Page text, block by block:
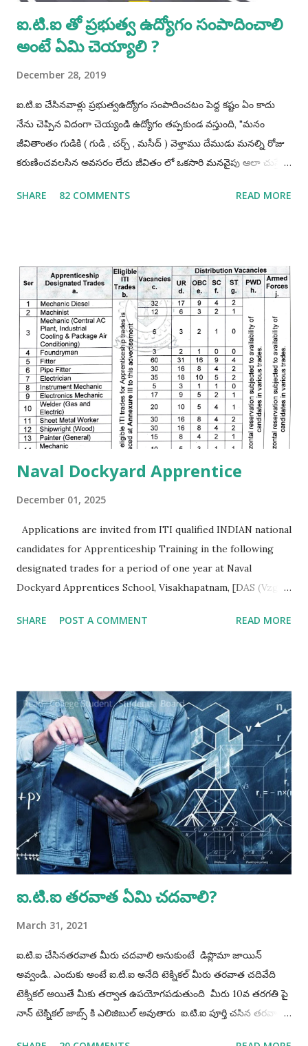
ఐ.టి.ఐ తో ప్రభుత్వ ఉద్యోగం సంపాదించాలి
అంటే ఏమి చెయ్యాలి ?
December 28, 2019
ఐ.టి.ఐ చేసినవాళ్లు ప్రభుత్వఉద్యోగం సంపాదించటం పెద్ద కష్టం ఏం కాదు
నేను చెప్పిన విదంగా చెయ్యండి ఉద్యోగం తప్పకుండ వస్తుంది, "మనం
జీవితాంతం గుడికి ( గుడి , చర్చ్ , మసీద్ ) వెళ్తాము దేముడు మనల్ని రోజు
కరుణించవలసిన అవసరం లేదు జీవితం లో ఒకసారి మనవైపు ఆలా చుస్తే
ప్రభుత్వఉద్యోగాలు రాస్తూవుండాలి ఒకసారి మనం పాస్ అయితే చాలు
కాకూడదు అంటే నేను మా రాష్ట్రము లోనే ఉద్యోగాలకి అప్లై చేస్తాను ఇక
మిగతావి చెయ్యను అంటేయ్ మీకు ఉద్యోగమొచ్చే అవకాశములు 90%
తగ్గిపోతాయి. అదే మీరు భారతదేశం మొత్తం నాదే అనే పరీక్షా రాయండి
తప్పకుండ 90% అవకాశాలు పెరుగుతాయి. మీరు ఒక్కటి గుర్తుంచుకోండి
మనకి ఎక్కడ ఉద్యోగమొస్తే అక్కడ వసతి గృహాలు ( govt quarters )
ఉంటాయి. ఉద్యోగం సంపాదించాలి అంటే ఏం చదవాలి ఎలా చదవాలి ?
ఐ.టి.ఐ పూర్తి చేసినదగ్గరనుండే చదవ...
SHARE 82 COMMENTS READ MORE
Naval Dockyard Apprentice
December 01, 2025
Applications are invited from ITI qualified INDIAN national
candidates for Apprenticeship Training in the following
designated trades for a period of one year at Naval
Dockyard Apprentices School, Visakhapatnam, [DAS (Vzg)]
accordance with Apprentices Act 1961 read ni conjunction
restriction for apprenticeship training as per Ministry of
Skill Development and Entrepreneurship (MSDE) office
memorandum No. F.No. MSDE-14(03)/2021 AP-(PMU) dated
20 Dec 21. Minimum age is 14 years and for hazardous
trades ti is 18 years according to 'The Apprentices Act 1961.
Accordingly, candidates born on or before 02 May 2012 are
eligible for non- hazardous trades and candidates born on
or before 02 May 2008 are eligible for hazardous trades.
Procedure for Applying...
SHARE POST A COMMENT READ MORE
ఐ.టి.ఐ తరవాత ఏమి చదవాలి?
March 31, 2021
ఐ.టి.ఐ చేసినతరవాత మీరు చదవాలి అనుకుంటే డిప్లొమా జాయిన్
అవ్వండి.. ఎందుకు అంటే ఐ.టి.ఐ అనేది టెక్నికల్ మీరు తరవాత చదివేది
టెక్నికల్ అయితే మీకు తర్వాత ఉపయోగపడుతుంది మీరు 10వ తరగతి పై
నాన్ టెక్నికల్ జాబ్స్ కి ఎలిజిబుల్ అవుతారు ఐ.టి.ఐ పూర్తి చసిన తరవాత